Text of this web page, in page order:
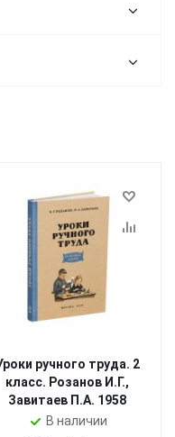
ручного труда. 2
класс. Розанов И.Г.,
Завитаев П.А. 1958
В наличии